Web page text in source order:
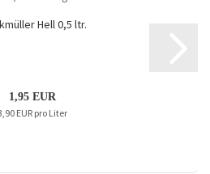
Hell 0,5 ltr.
1,95 EUR
EUR pro Liter